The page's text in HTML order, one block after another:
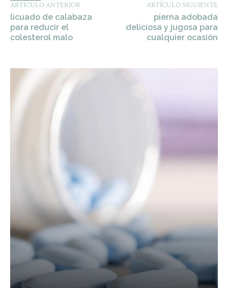
ARTÍCULO ANTERIOR
licuado de calabaza
para reducir el
colesterol malo
ARTÍCULO SIGUIENTE
pierna adobada
deliciosa y jugosa para
cualquier ocasión